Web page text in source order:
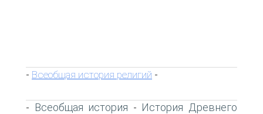
- Всеобщая история религий -
- Всеобщая история - История Древнего